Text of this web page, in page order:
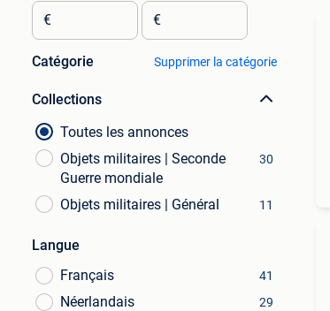
€ €
Catégorie Supprimer la catégorie
Collections
Toutes les annonces
Objets militaires | Seconde
Guerre mondiale
30
Objets militaires | Général 11
Langue
Français
41
Néerlandais 29